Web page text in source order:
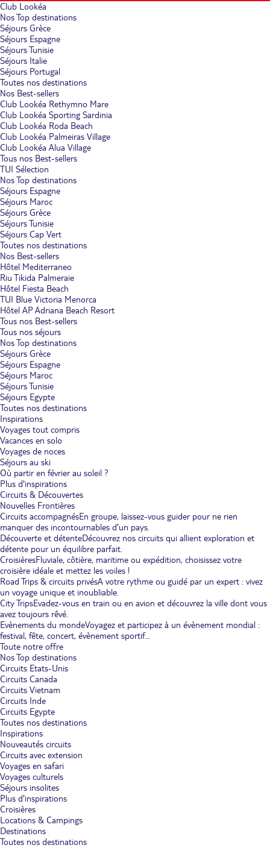
Club Lookéa
Nos Top destinations
Séjours Grèce
Séjours Espagne
Séjours Tunisie
Séjours Italie
Séjours Portugal
Toutes nos destinations
Nos Best-sellers
Club Lookéa Rethymno Mare
Club Lookéa Sporting Sardinia
Club Lookéa Roda Beach
Club Lookéa Palmeiras Village
Club Lookéa Alua Village
Tous nos Best-sellers
TUI Sélection
Nos Top destinations
Séjours Espagne
Séjours Maroc
Séjours Grèce
Séjours Tunisie
Séjours Cap Vert
Toutes nos destinations
Nos Best-sellers
Hôtel Mediterraneo
Riu Tikida Palmeraie
Hôtel Fiesta Beach
TUI Blue Victoria Menorca
Hôtel AP Adriana Beach Resort
Tous nos Best-sellers
Tous nos séjours
Nos Top destinations
Séjours Grèce
Séjours Espagne
Séjours Maroc
Séjours Tunisie
Séjours Egypte
Toutes nos destinations
Inspirations
Voyages tout compris
Vacances en solo
Voyages de noces
Séjours au ski
Où partir en février au soleil ?
Plus d'inspirations
Circuits & Découvertes
Nouvelles Frontières
Circuits accompagnésEn groupe, laissez-vous guider pour ne rien
manquer des incontournables d'un pays.
Découverte et détenteDécouvrez nos circuits qui allient exploration et
détente pour un équilibre parfait.
CroisièresFluviale, côtière, maritime ou expédition, choisissez votre
croisière idéale et mettez les voiles !
Road Trips & circuits privésA votre rythme ou guidé par un expert : vivez
un voyage unique et inoubliable.
City TripsEvadez-vous en train ou en avion et découvrez la ville dont vous
avez toujours rêvé.
Evènements du mondeVoyagez et participez à un évènement mondial :
festival, fête, concert, évènement sportif...
Toute notre offre
Nos Top destinations
Circuits Etats-Unis
Circuits Canada
Circuits Vietnam
Circuits Inde
Circuits Egypte
Toutes nos destinations
Inspirations
Nouveautés circuits
Circuits avec extension
Voyages en safari
Voyages culturels
Séjours insolites
Plus d'inspirations
Croisières
Locations & Campings
Destinations
Toutes nos destinations